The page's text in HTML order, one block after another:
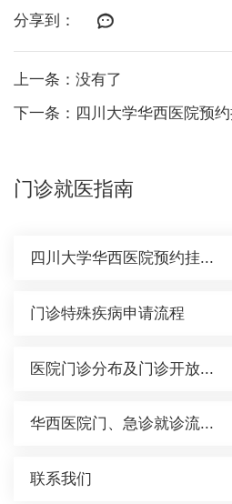
分享到：
上一条：没有了
下一条：四川大学华西医院预
门诊就医指南
四川大学华西医院预约挂...
门诊特殊疾病申请流程
医院门诊分布及门诊开放...
华西医院门、急诊就诊流...
联系我们